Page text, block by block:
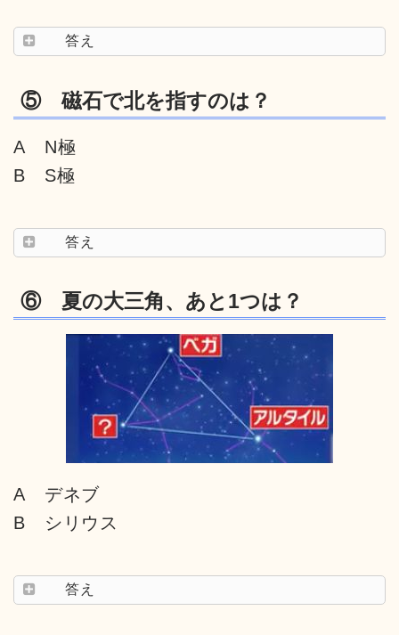
答え
⑤ 磁石で北を指すのは？
A N極
B S極
答え
⑥ 夏の大三角、あと1つは？
A デネブ
B シリウス
答え